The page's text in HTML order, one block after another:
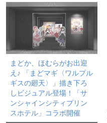
まどか、ほむらがお出迎
え♪ 「まどマギ〈ワルプル
ギスの廻天〉」描き下ろ
しビジュアル登場！「サ
ンシャインシティプリン
スホテル」コラボ開催